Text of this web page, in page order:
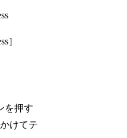
］
を押す
けてテ